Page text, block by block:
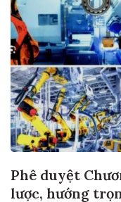
Phê duyệt
lược, hướng